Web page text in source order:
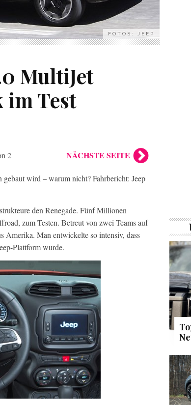
FOTOS: JEEP
MultiJet
im Test
2 NÄCHSTE SEITE
gebaut wird – warum nicht? Fahrbericht: Jeep
den Renegade. Fünf Millionen
zum Testen. Betreut von zwei Teams auf
Amerika. Man entwickelte so intensiv, dass
Plattform wurde.